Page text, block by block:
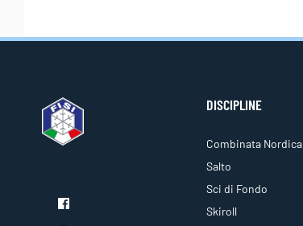
DISCIPLINE
Combinata Nordica
Salto
Sci di Fondo
Skiroll